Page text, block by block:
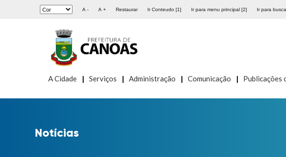
A - A + Restaurar Ir Conteudo [1] Ir para menu principal [2] Ir para
A Cidade Serviços Administração Comunicação Publicações
Notícias